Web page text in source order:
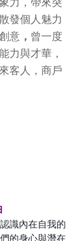
力，帶來突
發個人魅力
意 ， 曾一度
力與才華，
客人，商戶
認識內在自我的
的身心與潛在